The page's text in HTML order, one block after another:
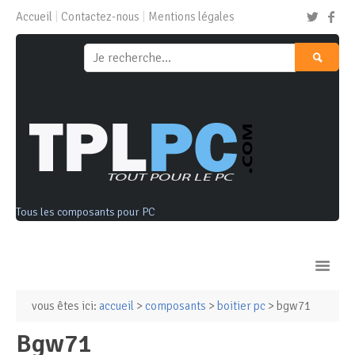
Accueil Contactez-nous Mentions légales
Tous les composants pour PC
Ordinateurs & Tablettes
vous êtes ici: accueil > composants > boitier pc > bgw71
bgw71